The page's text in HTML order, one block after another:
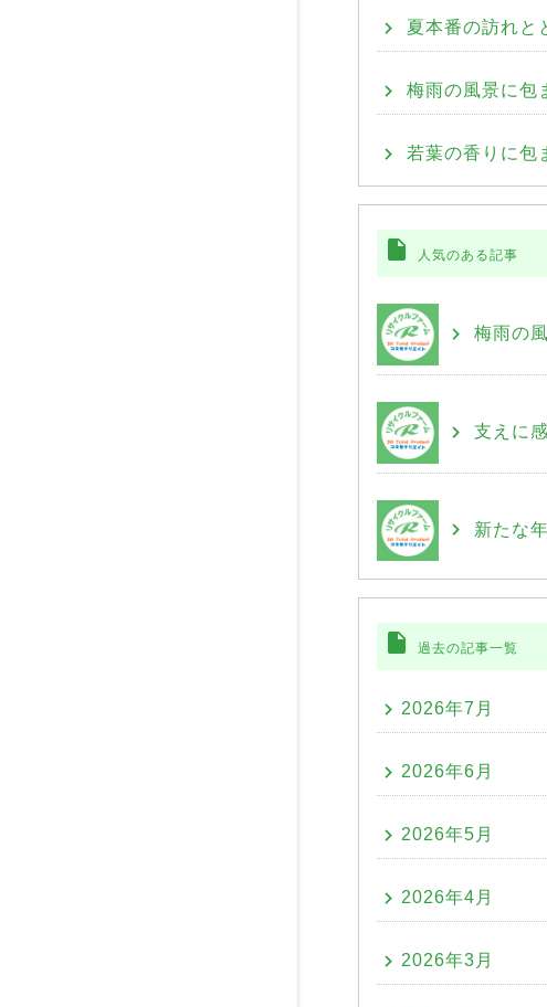
夏本番の訪れと
梅雨の風景に包
若葉の香りに包
insert_drive_file 人気のある記事
梅雨の
支えに
新たな
insert_drive_file 過去の記事一覧
2026年7月
2026年6月
2026年5月
2026年4月
2026年3月